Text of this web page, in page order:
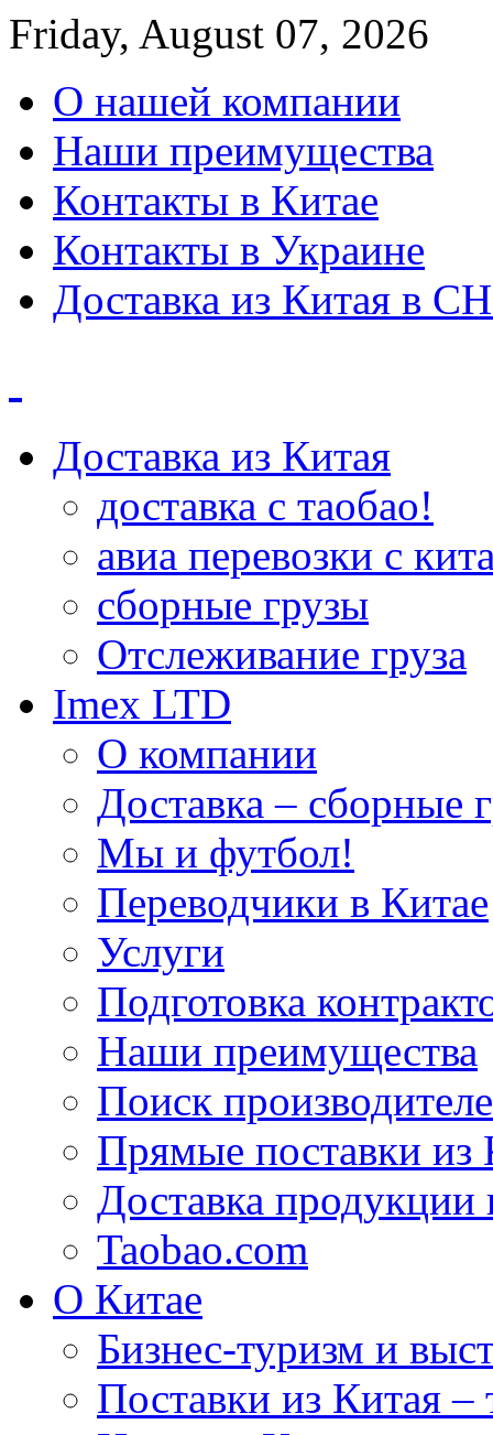
Friday, August 07, 2026
О нашей компании
Наши преимущества
Контакты в Китае
Контакты в Украине
Доставка из Китая в
Доставка из Китая
доставка с таобао!
авиа перевозки с
сборные грузы
Отслеживание груза
Imex LTD
О компании
Доставка – сборные
Мы и футбол!
Переводчики в Китае
Услуги
Подготовка
Наши преимущества
Поиск
Прямые поставки из
Доставка продукции
Taobao.com
О Китае
Бизнес-туризм и
Поставки из Китая